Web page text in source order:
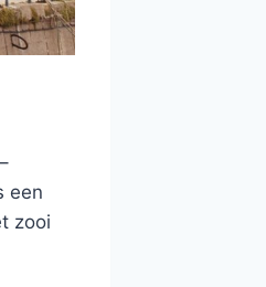
een
zooi